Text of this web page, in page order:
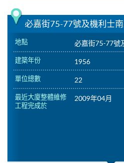
必嘉街75-77號及機利士
地點 必嘉街75-77號
建築年份 1956
單位總數 22
最近大廈整體維修
工程完成於
2009年04月